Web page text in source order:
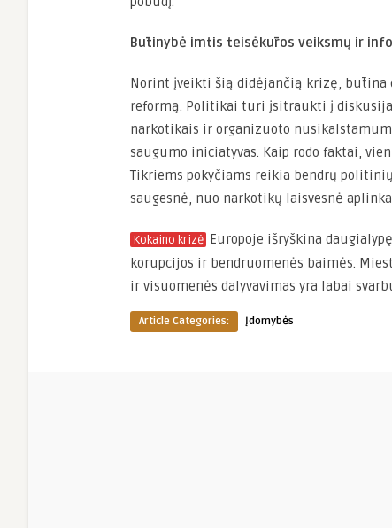
Būtinybė imtis teisėkūros veiksmų ir
Norint įveikti šią didėjančią krizę,
reformą. Politikai turi įsitraukti į
narkotikais ir organizuoto
saugumo iniciatyvas. Kaip rodo faktai,
Tikriems pokyčiams reikia bendrų
saugesnė, nuo narkotikų laisvesnė
Kokaino krizė Europoje išryškina
korupcijos ir bendruomenės baimės.
ir visuomenės dalyvavimas yra labai
Article Categories: Įdomybės